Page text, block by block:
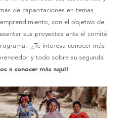
de capacitaciones en temas
con el objetivo de
sus proyectos ante el comité
¿Te interesa conocer más
y todo sobre su segunda
a conocer más aquí!